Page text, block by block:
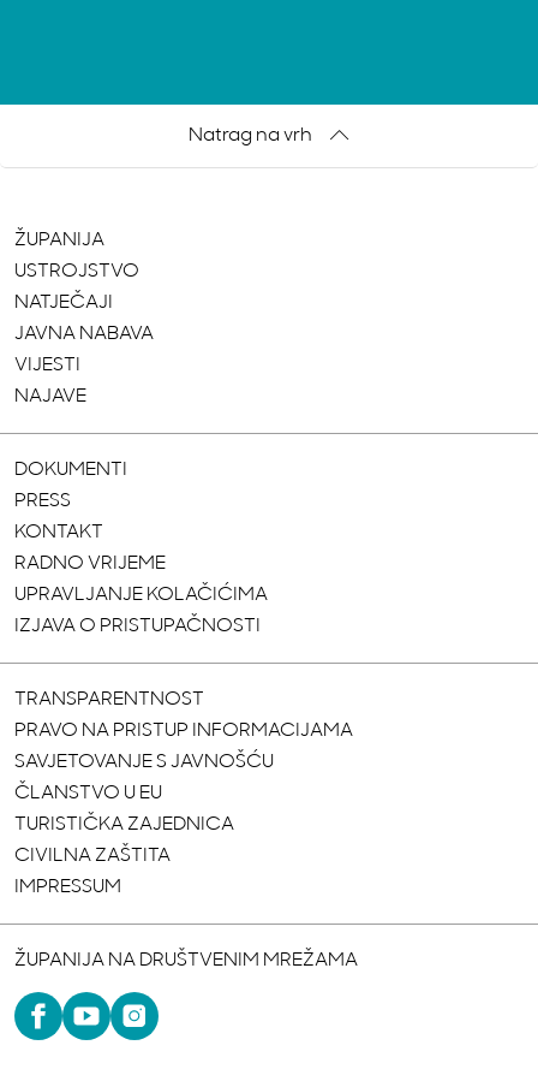
Natrag na vrh
ŽUPANIJA
USTROJSTVO
NATJEČAJI
JAVNA NABAVA
VIJESTI
NAJAVE
DOKUMENTI
PRESS
KONTAKT
RADNO VRIJEME
UPRAVLJANJE KOLAČIĆIMA
IZJAVA O PRISTUPAČNOSTI
TRANSPARENTNOST
PRAVO NA PRISTUP INFORMACIJAMA
SAVJETOVANJE S JAVNOŠĆU
ČLANSTVO U EU
TURISTIČKA ZAJEDNICA
CIVILNA ZAŠTITA
IMPRESSUM
ŽUPANIJA NA DRUŠTVENIM MREŽAMA